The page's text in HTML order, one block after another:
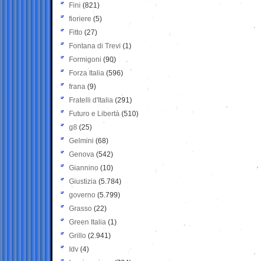
Fini (821)
fioriere (5)
Fitto (27)
Fontana di Trevi (1)
Formigoni (90)
Forza Italia (596)
frana (9)
Fratelli d'Italia (291)
Futuro e Libertà (510)
g8 (25)
Gelmini (68)
Genova (542)
Giannino (10)
Giustizia (5.784)
governo (5.799)
Grasso (22)
Green Italia (1)
Grillo (2.941)
Idv (4)